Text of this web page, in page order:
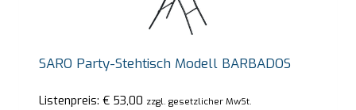
SARO Party-Stehtisch Modell BARBADOS
Listenpreis: €53,00 zzgl. gesetzlicher MwSt.